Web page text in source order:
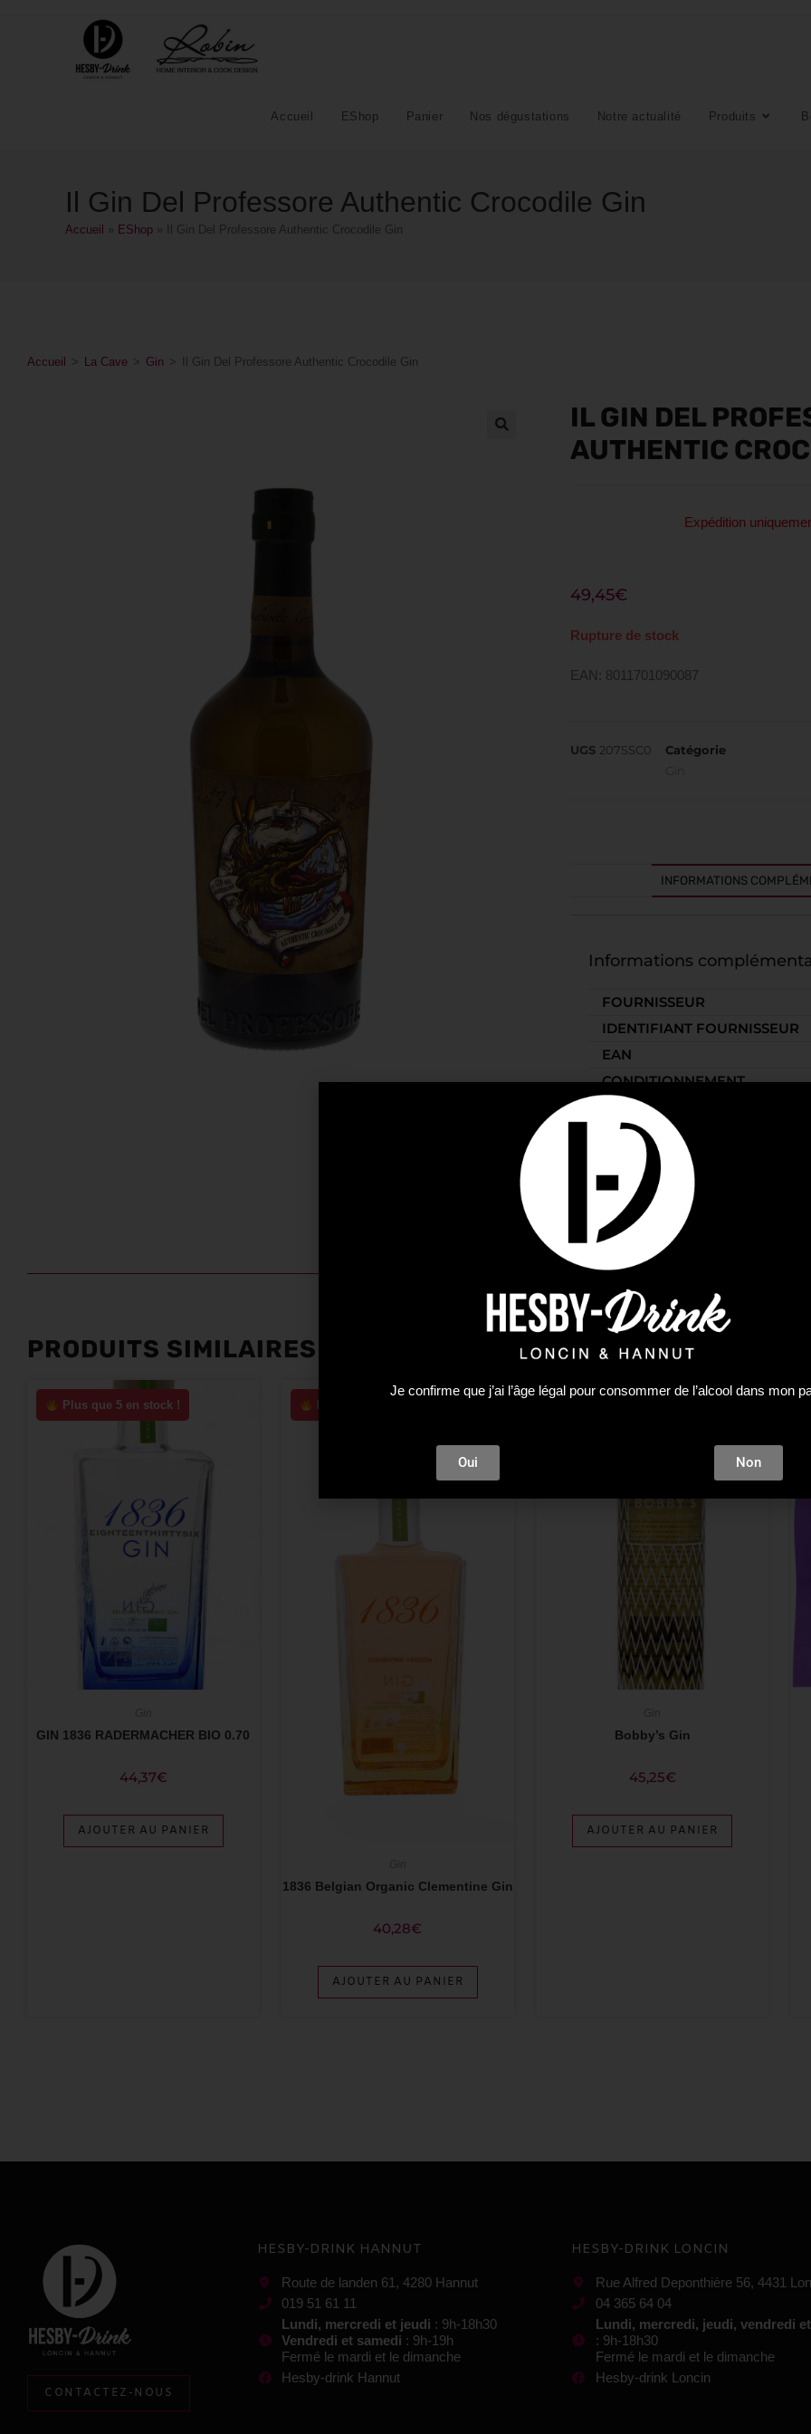
Accueil EShop Panier Nos dégustations Notre actualité Produits
Il Gin Del Professore Authentic Crocodile Gin
Accueil EShop Il Gin Del Professore Authentic Crocodile Gin
Accueil > La Cave > Gin > Il Gin Del Professore Authentic Crocodile Gin
IL GIN DEL
AUTHENTIC
Expédition
49,45€
Rupture de stock
EAN: 8011701090087
UGS 207SSC0
Catégorie
INFORMATIONS
Informations
FOURNISSEUR
IDENTIFIANT FOURNISSEUR
EAN
CONDITIONNEMENT
SPIRITUEUX
PAYS
PRODUITS SIMILAIRES
Plus que 5 en stock !
GIN 1836 RADERMACHER BIO 0.70
44,37€
AJOUTER AU PANIER
1836 Belgian Organic Clementine Gin
40,28€
AJOUTER AU PANIER
Bobby’s Gin
45,25€
AJOUTER AU PANIER
CONTACTEZ-NOUS
HESBY-DRINK HANNUT
Route de landen 61, 4280 Hannut
019 51 61 11
Lundi, mercredi et jeudi : 9h-18h30
Vendredi et samedi : 9h-19h
Fermé le mardi et le dimanche
Hesby-drink Hannut
HESBY-DRINK LONCIN
Rue Alfred Deponthière 56, 4431
04 365 64 04
Lundi, mercredi, jeudi, vendredi
: 9h-18h30
Fermé le mardi et le dimanche
Hesby-drink Loncin
Je confirme que j’ai l’âge légal pour consommer de l’alcool dans mon
Oui Non